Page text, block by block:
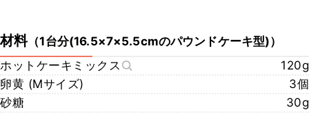
材料（1台分(16.5×7×5.5cmのパウンドケーキ型)）
ホットケーキミックス
120g
卵黄 (Mサイズ)
3個
砂糖
30g